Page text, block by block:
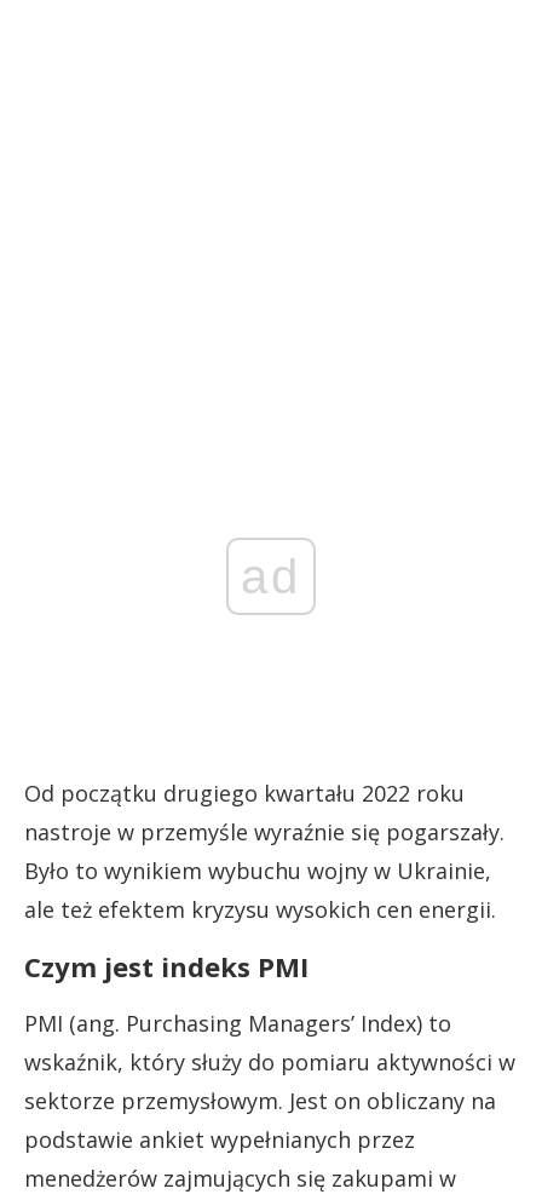
ad
Od początku drugiego kwartału 2022 roku
nastroje w przemyśle wyraźnie się pogarszały.
Było to wynikiem wybuchu wojny w Ukrainie,
ale też efektem kryzysu wysokich cen energii.
Czym jest indeks PMI
PMI (ang. Purchasing Managers’ Index) to
wskaźnik, który służy do pomiaru aktywności w
sektorze przemysłowym. Jest on obliczany na
podstawie ankiet wypełnianych przez
menedżerów zajmujących się zakupami w